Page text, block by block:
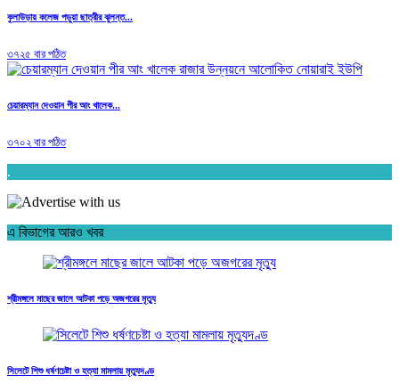
কুলাউড়ায় কলেজ পড়ুয়া ছাত্রীর ঝুলন্ত...
৩৭২৫ বার পঠিত
চেয়ারম্যান দেওয়ান পীর আং খালেক...
৩৭০২ বার পঠিত
.
এ বিভাগের আরও খবর
শ্রীমঙ্গলে মাছের জালে আটকা পড়ে অজগরের মৃত্যু
সিলেটে শিশু ধর্ষণচেষ্টা ও হত্যা মামলায় মৃত্যুদণ্ড